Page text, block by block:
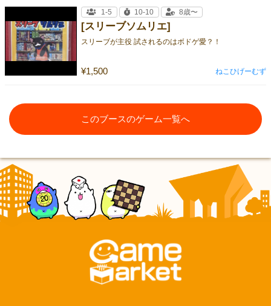
[スリーブソムリエ]
スリーブが主役 試されるのはボドゲ愛？！
¥1,500
1-5 10-10 8歳〜
ねこひげーむず
このブースのゲーム一覧へ